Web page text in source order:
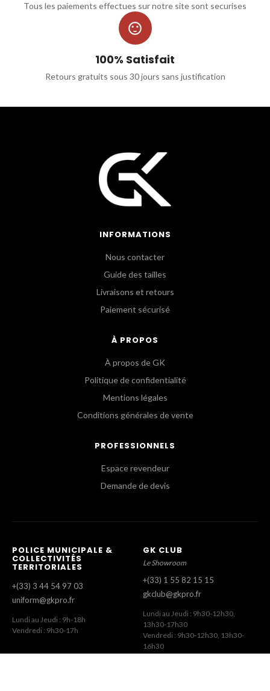
Tous les paiements effectues sur notre site sont securises

100% Satisfait
Retours gratuits sous 30 jours sans justification
INFORMATIONS
Nous contacter
Guide des tailles
Livraisons et retours
Paiement sécurisé
À PROPOS
À propos de GK
Politique de confidentialité
Mentions légales
Conditions générales de vente
PROFESSIONNELS
Espace revendeur
Demande de devis
POLICE MUNICIPALE &
COLLECTIVITÉS
TERRITORIALES
+(33) 3 44 54 97 03
uniform@gkpro.fr
Lundi au Jeudi : 9h-18h
Vendredi : 9h30-17h
GK CLUB
Le Showroom
+(33) 1 55 82 15 15
gkclub@gkpro.fr
Lundi au Jeudi : 9h30-12h30,
13h30-17h30
Vendredi : 9h30-12h30, 13h30-
16h30